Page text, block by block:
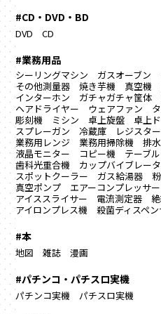
#CD・DVD・BD
DVD CD
#業務用品
シーリングマシン ガスオーブン
その他測量器
焼き芋機 真空機
インターホン
ガチャガチャ筐体
ヘアドライヤー
ウェアファン
彫刻機
ミシン 卓上旋盤 卓上
スプレーガン
冷蔵庫 レジスター
業務用レンジ
業務用掃除機 排
液晶モニター
コピー機 テーブ
歯科光重合機
カップバイブレー
スポットクーラー
ガス給湯器
真空ポンプ
エアーコンプレッサー
アイススライサー
電流測定器
アイロンプレス機
殺菌ディスペ
#本
地図 雑誌 漫画
#パチンコ・パチスロ実機
パチンコ実機 パチスロ実機